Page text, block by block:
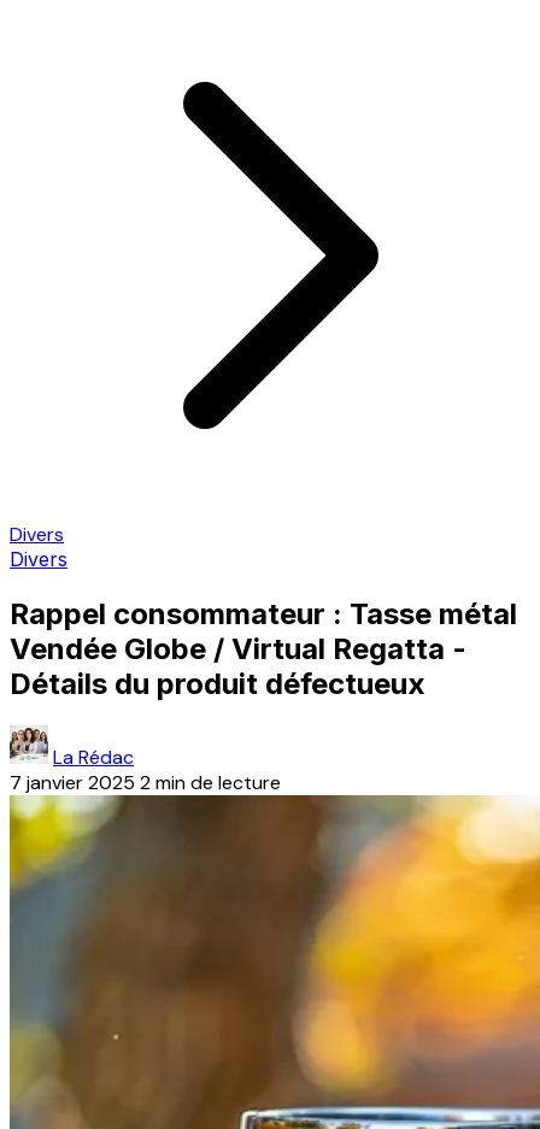
Divers
Divers
Rappel consommateur : Tasse métal
Vendée Globe / Virtual Regatta -
Détails du produit défectueux
La Rédac
7 janvier 2025 2 min de lecture